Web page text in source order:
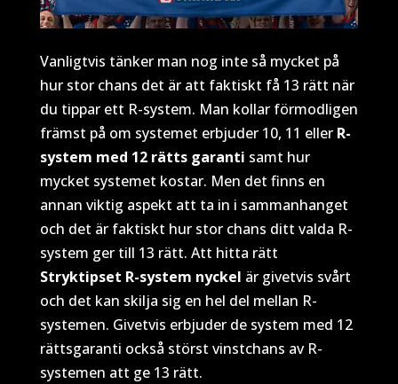
Vanligtvis tänker man nog inte så mycket på
hur stor chans det är att faktiskt få 13 rätt när
du tippar ett R-system. Man kollar förmodligen
främst på om systemet erbjuder 10, 11 eller R-
system med 12 rätts garanti samt hur
mycket systemet kostar. Men det finns en
annan viktig aspekt att ta in i sammanhanget
och det är faktiskt hur stor chans ditt valda R-
system ger till 13 rätt. Att hitta rätt
Stryktipset R-system nyckel är givetvis svårt
och det kan skilja sig en hel del mellan R-
systemen. Givetvis erbjuder de system med 12
rättsgaranti också störst vinstchans av R-
systemen att ge 13 rätt.